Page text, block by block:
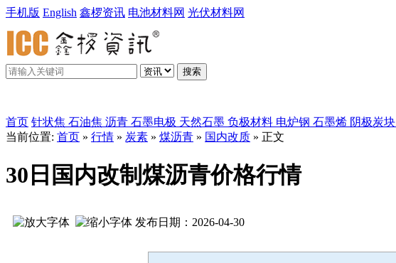
手机版 English 鑫椤资讯 电池材料网 光伏材料网
搜索
首页 针状焦 石油焦 沥青 石墨电极 天然石墨 负极材料 电炉钢 石墨烯 阴极炭块
当前位置: 首页 » 行情 » 炭素 » 煤沥青 » 国内改质 » 正文
30日国内改制煤沥青价格行情
发布日期：2026-04-30